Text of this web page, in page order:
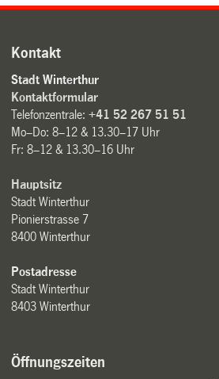
Kontakt
Stadt Winterthur
Kontaktformular
Telefonzentrale:+41 52 267 51 51
Mo–Do: 8–12 & 13.30–17 Uhr
Fr: 8–12 & 13.30–16 Uhr
Hauptsitz
Stadt Winterthur
Pionierstrasse 7
8400 Winterthur
Postadresse
Stadt Winterthur
8403 Winterthur
Öffnungszeiten